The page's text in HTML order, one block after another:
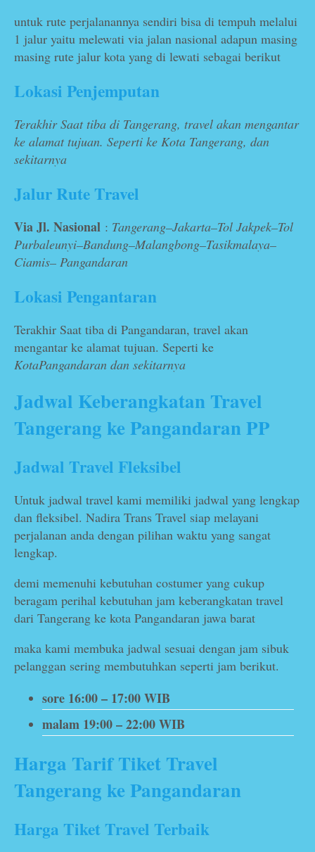
untuk rute perjalanannya sendiri bisa di tempuh melalui
1 jalur yaitu melewati via jalan nasional adapun masing
masing rute jalur kota yang di lewati sebagai berikut
Lokasi Penjemputan
Terakhir Saat tiba di Tangerang, travel akan mengantar
ke alamat tujuan. Seperti ke Kota Tangerang, dan
sekitarnya
Jalur Rute Travel
Via Jl. Nasional : Tangerang–Jakarta–Tol Jakpek–Tol
Purbaleunyi–Bandung–Malangbong–Tasikmalaya–
Ciamis– Pangandaran
Lokasi Pengantaran
Terakhir Saat tiba di Pangandaran, travel akan
mengantar ke alamat tujuan. Seperti ke
KotaPangandaran dan sekitarnya
Jadwal Keberangkatan Travel
Tangerang ke PangandaranPP
Jadwal Travel Fleksibel
Untuk jadwal travel kami memiliki jadwal yang lengkap
dan fleksibel. Nadira Trans Travel siap melayani
perjalanan anda dengan pilihan waktu yang sangat
lengkap.
demi memenuhi kebutuhan costumer yang cukup
beragam perihal kebutuhan jam keberangkatan travel
dari Tangerang ke kota Pangandaran jawa barat
maka kami membuka jadwal sesuai dengan jam sibuk
pelanggan sering membutuhkan seperti jam berikut.
sore 16:00 – 17:00 WIB
malam 19:00 – 22:00 WIB
Harga Tarif Tiket Travel
Tangerang ke Pangandaran
Harga Tiket Travel Terbaik